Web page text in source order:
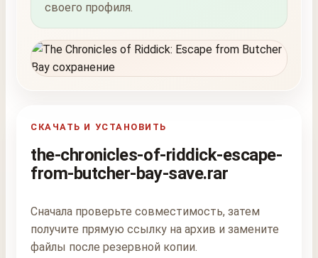
своего профиля.
СКАЧАТЬ И УСТАНОВИТЬ
the-chronicles-of-riddick-escape-
from-butcher-bay-save.rar
Сначала проверьте совместимость, затем
получите прямую ссылку на архив и замените
файлы после резервной копии.